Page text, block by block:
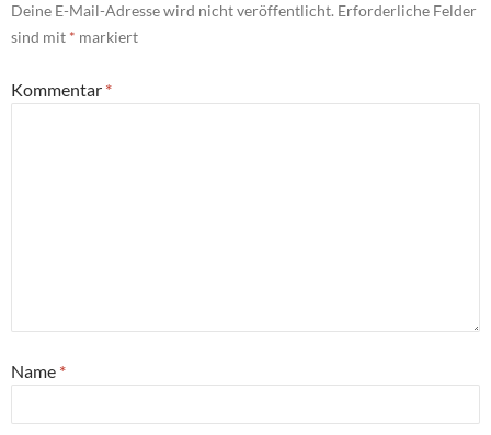
Deine E-Mail-Adresse wird nicht veröffentlicht. Erforderliche Felder
sind mit * markiert
Kommentar *
Name *